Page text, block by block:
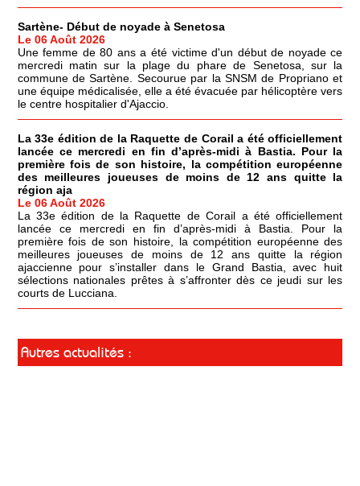
Sartène- Début de noyade à Senetosa
Le 06 Août 2026
Une femme de 80 ans a été victime d'un début de noyade ce
mercredi matin sur la plage du phare de Senetosa, sur la
commune de Sartène. Secourue par la SNSM de Propriano et
une équipe médicalisée, elle a été évacuée par hélicoptère vers
le centre hospitalier d'Ajaccio.
La 33e édition de la Raquette de Corail a été officiellement
lancée ce mercredi en fin d’après-midi à Bastia. Pour la
première fois de son histoire, la compétition européenne
des meilleures joueuses de moins de 12 ans quitte la
région aja
Le 06 Août 2026
La 33e édition de la Raquette de Corail a été officiellement
lancée ce mercredi en fin d’après-midi à Bastia. Pour la
première fois de son histoire, la compétition européenne des
meilleures joueuses de moins de 12 ans quitte la région
ajaccienne pour s’installer dans le Grand Bastia, avec huit
sélections nationales prêtes à s’affronter dès ce jeudi sur les
courts de Lucciana.
Autres actualités :